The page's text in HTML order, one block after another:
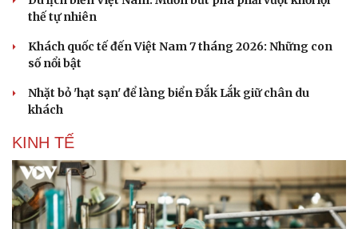
thế tự nhiên
Khách quốc tế đến Việt Nam 7 tháng 2026: Những con
số nổi bật
Nhặt bỏ 'hạt sạn' để làng biển Đắk Lắk giữ chân du
khách
KINH TẾ